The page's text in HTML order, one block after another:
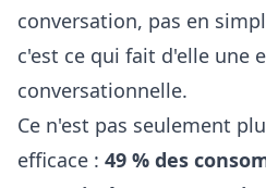
conversation, pas en
c'est ce qui fait d'elle une
conversationnelle.
Ce n'est pas seulement
efficace : 49 % des